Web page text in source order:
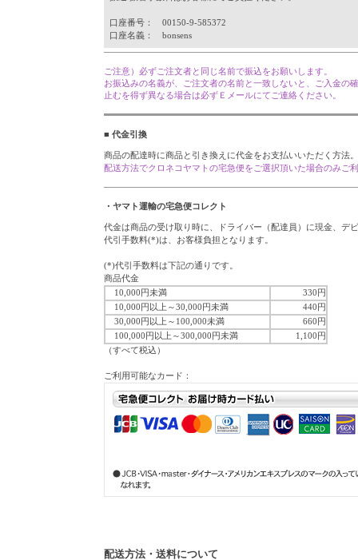
口座番号： 00150-9-585372
口座名義： bonsens
ご注意）必ずご注文者と同じ名前で振込をお願いします。
お振込みの名義が、ご注文者の名前と一致しないと、ご入金の
止むを得ず異なる場合は必ずＥメールにてご連絡ください。
■ 代金引換
商品の配達時に商品と引き換えに代金をお支払いいただく方法。
配送方法でクロネコヤマトの宅急便をご選択頂いた場合のみご
・ヤマト運輸の宅急便コレクト
代金は商品の受け取り時に、ドライバー（配達員）に現金、デ
代引手数料(*)は、お客様負担となります。
(*)代引手数料は下記の通りです。
商品代金
10,000円未満
330円
10,000円以上～30,000円未満
440円
30,000円以上～100,000未満
660円
100,000円以上～300,000円未満
1,100円
（すべて税込）
ご利用可能なカード：
配送方法・送料について